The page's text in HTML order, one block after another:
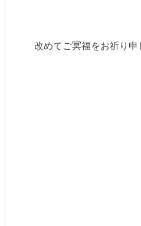
改めてご冥福をお祈り